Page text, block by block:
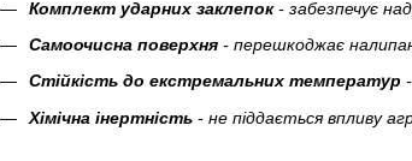
Комплект ударних заклепок- забезпечує
Самоочисна поверхня - перешкоджає
Стійкість до екстремальних температур
Хімічна інертність - не піддається впливу